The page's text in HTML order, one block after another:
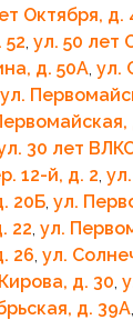
Октября, д.
52, ул. 50 лет
д. 50А, ул.
ул.
30 лет
12-й, д. 2,
20Б, ул.
22, ул.
26, ул.
д. 30,
д. 39А,